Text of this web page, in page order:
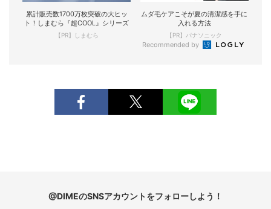
累計販売数1700万枚突破の大ヒッ
ト！しまむら『超COOL』シリーズ
【PR】しまむら
ムダ毛ケアこそが夏の清潔感を手に
入れる方法
【PR】パナソニック
Recommended by
@DIMEのSNSアカウントをフォローしよう！